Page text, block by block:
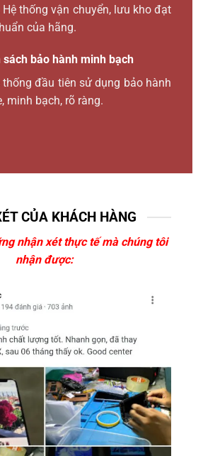
Hệ thống vận chuyển, lưu kho đạt
của hãng.
sách bảo hành minh bạch
thống đầu tiên sử dụng bảo hành
minh bạch, rõ ràng.
CỦA KHÁCH HÀNG
nhận xét thực tế mà chúng tôi
nhận được: